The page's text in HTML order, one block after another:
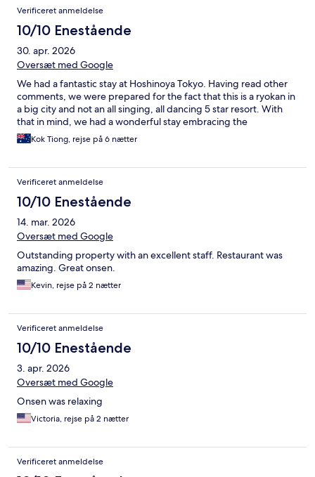
Verificeret anmeldelse
10/10 Enestående
30. apr. 2026
Oversæt med Google
We had a fantastic stay at Hoshinoya Tokyo. Having read other
comments, we were prepared for the fact that this is a ryokan in
a big city and not an all singing, all dancing 5 star resort. With
that in mind, we had a wonderful stay embracing the
Kok Tiong, rejse på 6 nætter
Verificeret anmeldelse
10/10 Enestående
14. mar. 2026
Oversæt med Google
Outstanding property with an excellent staff. Restaurant was
amazing. Great onsen.
Kevin, rejse på 2 nætter
Verificeret anmeldelse
10/10 Enestående
3. apr. 2026
Oversæt med Google
Onsen was relaxing
Victoria, rejse på 2 nætter
Verificeret anmeldelse